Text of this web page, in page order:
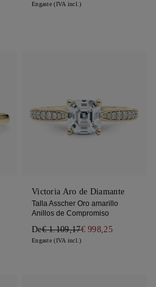
Engaste (IVA incl.)
Victoria Aro de Diamante
Talla Asscher Oro amarillo
Anillos de Compromiso
De€ 1.109,17€ 998,25
Engaste (IVA incl.)